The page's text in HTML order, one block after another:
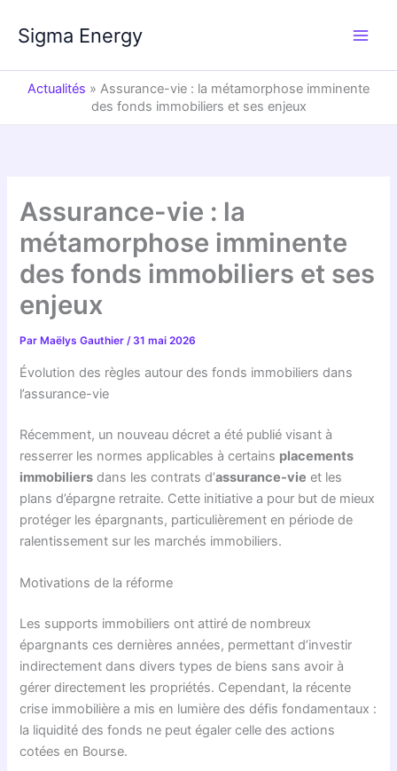
contenu
Sigma Energy
Actualités » Assurance-vie : la métamorphose imminente
des fonds immobiliers et ses enjeux
Assurance-vie : la
métamorphose imminente
des fonds immobiliers et ses
enjeux
Par Maëlys Gauthier/ 31 mai 2026
Évolution des règles autour des fonds immobiliers dans
l’assurance-vie
Récemment, un nouveau décret a été publié visant à
resserrer les normes applicables à certains placements
immobiliers dans les contrats d’assurance-vie et les
plans d’épargne retraite. Cette initiative a pour but de mieux
protéger les épargnants, particulièrement en période de
ralentissement sur les marchés immobiliers.
Motivations de la réforme
Les supports immobiliers ont attiré de nombreux
épargnants ces dernières années, permettant d’investir
indirectement dans divers types de biens sans avoir à
gérer directement les propriétés. Cependant, la récente
crise immobilière a mis en lumière des défis fondamentaux :
la liquidité des fonds ne peut égaler celle des actions
cotées en Bourse.